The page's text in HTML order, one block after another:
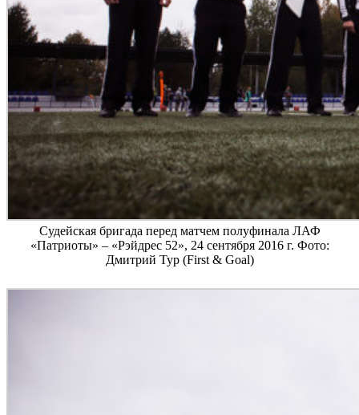
Судейская бригада перед матчем полуфинала ЛАФ
«Патриоты» – «Рэйдрес 52», 24 сентября 2016 г. Фото:
Дмитрий Тур (First & Goal)